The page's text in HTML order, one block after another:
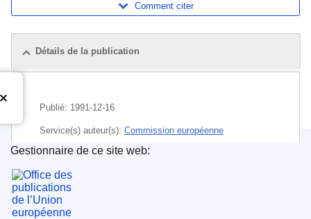
Comment citer
Détails de la publication
Publié: 1991-12-16
Service(s) auteur(s): Commission européenne
CELEX : 31991R3874
ELI :
Office des publications de l’Union européenne
Gestionnaire de ce site web: